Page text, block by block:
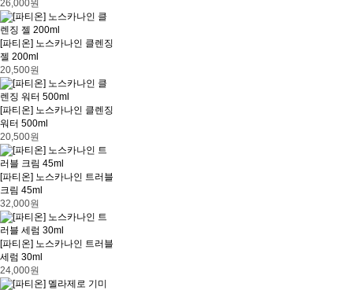
26,000원
[파티온] 노스카나인 클렌징
젤 200ml
20,500원
[파티온] 노스카나인 클렌징
워터 500ml
20,500원
[파티온] 노스카나인 트러블
크림 45ml
32,000원
[파티온] 노스카나인 트러블
세럼 30ml
24,000원